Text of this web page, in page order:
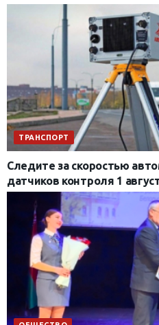
ТРАНСПОРТ
Следите за скоростью
датчиков контроля 1